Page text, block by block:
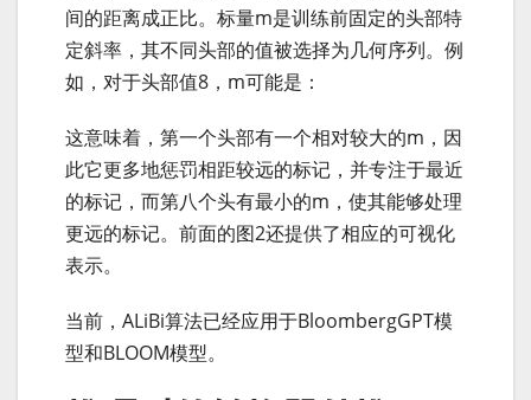
间的距离成正比。标量m是训练前固定的头部特
定斜率，其不同头部的值被选择为几何序列。例
如，对于头部值8，m可能是：
这意味着，第一个头部有一个相对较大的m，因
此它更多地惩罚相距较远的标记，并专注于最近
的标记，而第八个头有最小的m，使其能够处理
更远的标记。前面的图2还提供了相应的可视化
表示。
当前，ALiBi算法已经应用于BloombergGPT模
型和BLOOM模型。